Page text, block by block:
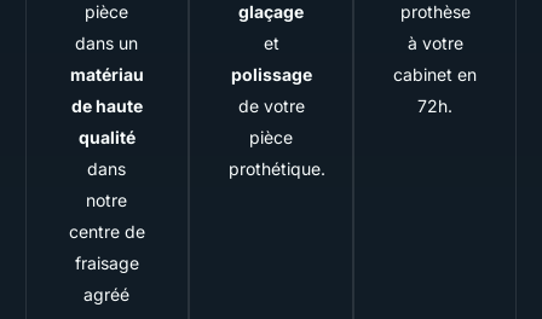
pièce
dans un
matériau
de haute
qualité
dans
notre
centre de
fraisage
agréé
glaçage
et
polissage
de votre
pièce
prothétique.
prothèse
à votre
cabinet en
72h.